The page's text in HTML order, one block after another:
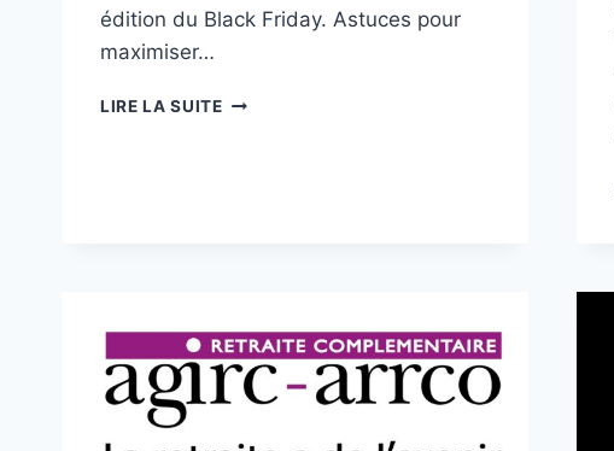
édition du Black Friday. Astuces pour
maximiser…
LIRE LA SUITEOPTIMISER